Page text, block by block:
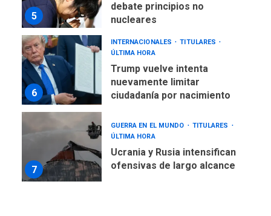
5
debate principios no
nucleares
6
INTERNACIONALES
TITULARES
ÚLTIMA HORA
Trump vuelve intenta
nuevamente limitar
ciudadanía por nacimiento
7
GUERRA EN EL MUNDO
TITULARES
ÚLTIMA HORA
Ucrania y Rusia intensifican
ofensivas de largo alcance